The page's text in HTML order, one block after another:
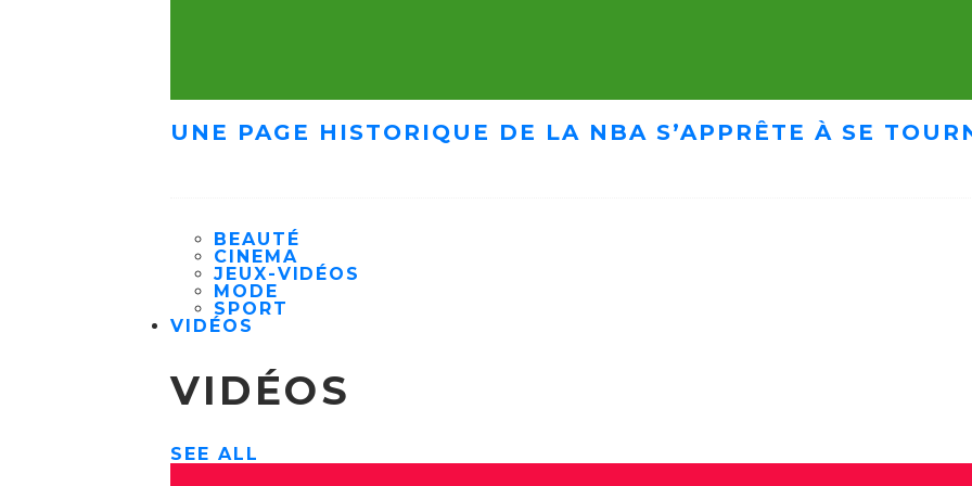
UNE PAGE HISTORIQUE DE LA NBA S’APPRÊTE À SE
BEAUTÉ
CINEMA
JEUX-VIDÉOS
MODE
SPORT
VIDÉOS
VIDÉOS
SEE ALL